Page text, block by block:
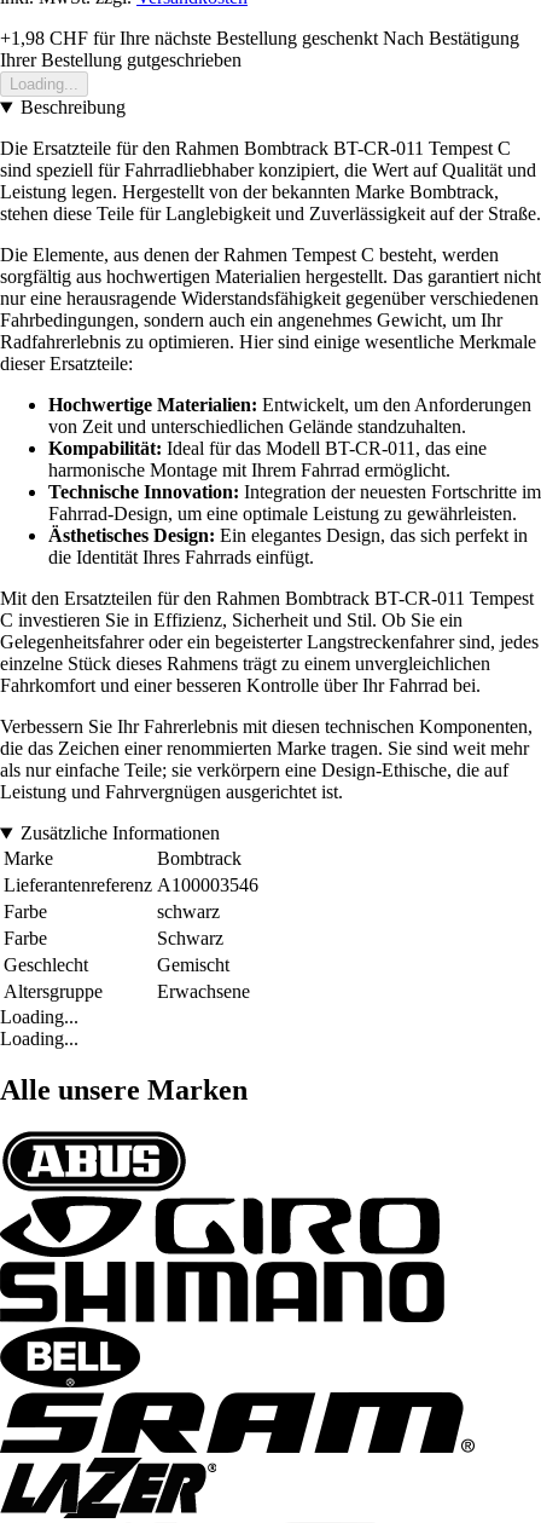
+1,98 CHF für Ihre nächste Bestellung geschenkt Nach Bestätigung
Ihrer Bestellung gutgeschrieben
Loading...
Beschreibung
Die Ersatzteile für den Rahmen Bombtrack BT-CR-011 Tempest C
sind speziell für Fahrradliebhaber konzipiert, die Wert auf Qualität und
Leistung legen. Hergestellt von der bekannten Marke Bombtrack,
stehen diese Teile für Langlebigkeit und Zuverlässigkeit auf der Straße.
Die Elemente, aus denen der Rahmen Tempest C besteht, werden
sorgfältig aus hochwertigen Materialien hergestellt. Das garantiert nicht
nur eine herausragende Widerstandsfähigkeit gegenüber verschiedenen
Fahrbedingungen, sondern auch ein angenehmes Gewicht, um Ihr
Radfahrerlebnis zu optimieren. Hier sind einige wesentliche Merkmale
dieser Ersatzteile:
Hochwertige Materialien: Entwickelt, um den Anforderungen
von Zeit und unterschiedlichen Gelände standzuhalten.
Kompabilität: Ideal für das Modell BT-CR-011, das eine
harmonische Montage mit Ihrem Fahrrad ermöglicht.
Technische Innovation: Integration der neuesten Fortschritte im
Fahrrad-Design, um eine optimale Leistung zu gewährleisten.
Ästhetisches Design: Ein elegantes Design, das sich perfekt in
die Identität Ihres Fahrrads einfügt.
Mit den Ersatzteilen für den Rahmen Bombtrack BT-CR-011 Tempest
C investieren Sie in Effizienz, Sicherheit und Stil. Ob Sie ein
Gelegenheitsfahrer oder ein begeisterter Langstreckenfahrer sind, jedes
einzelne Stück dieses Rahmens trägt zu einem unvergleichlichen
Fahrkomfort und einer besseren Kontrolle über Ihr Fahrrad bei.
Verbessern Sie Ihr Fahrerlebnis mit diesen technischen Komponenten,
die das Zeichen einer renommierten Marke tragen. Sie sind weit mehr
als nur einfache Teile; sie verkörpern eine Design-Ethische, die auf
Leistung und Fahrvergnügen ausgerichtet ist.
Zusätzliche Informationen
Marke
Bombtrack
Lieferantenreferenz A100003546
Farbe
schwarz
Farbe
Schwarz
Geschlecht
Gemischt
Altersgruppe
Erwachsene
Loading...
Loading...
Alle unsere Marken